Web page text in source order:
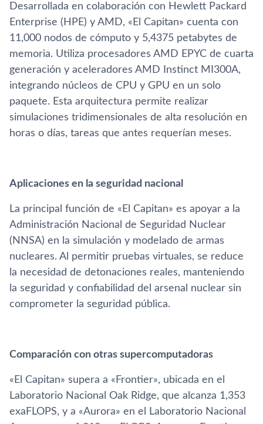
Desarrollada en colaboración con Hewlett Packard
Enterprise (HPE) y AMD, «El Capitan» cuenta con
11,000 nodos de cómputo y 5,4375 petabytes de
memoria. Utiliza procesadores AMD EPYC de cuarta
generación y aceleradores AMD Instinct MI300A,
integrando núcleos de CPU y GPU en un solo
paquete. Esta arquitectura permite realizar
simulaciones tridimensionales de alta resolución en
horas o días, tareas que antes requerían meses.
Aplicaciones en la seguridad nacional
La principal función de «El Capitan» es apoyar a la
Administración Nacional de Seguridad Nuclear
(NNSA) en la simulación y modelado de armas
nucleares. Al permitir pruebas virtuales, se reduce
la necesidad de detonaciones reales, manteniendo
la seguridad y confiabilidad del arsenal nuclear sin
comprometer la seguridad pública.
Comparación con otras supercomputadoras
«El Capitan» supera a «Frontier», ubicada en el
Laboratorio Nacional Oak Ridge, que alcanza 1,353
exaFLOPS, y a «Aurora» en el Laboratorio Nacional